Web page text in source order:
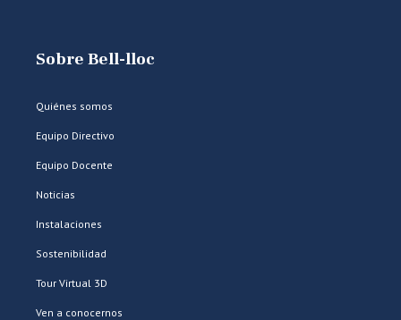
Sobre Bell-lloc
Quiénes somos
Equipo Directivo
Equipo Docente
Noticias
Instalaciones
Sostenibilidad
Tour Virtual 3D
Ven a conocernos